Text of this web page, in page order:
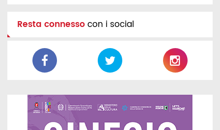
Resta connessocon i social